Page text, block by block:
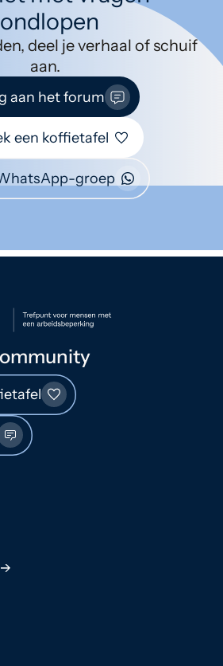
deel je verhaal of schuif
aan.
aan het forum
een koffietafel
groep